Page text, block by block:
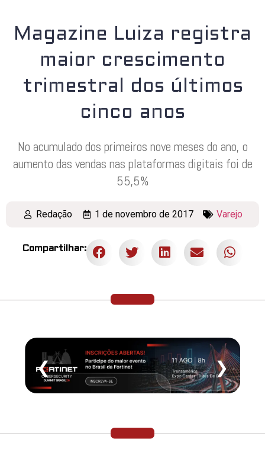
Magazine Luiza registra
maior crescimento
trimestral dos últimos
cinco anos
No acumulado dos primeiros nove meses do ano, o
aumento das vendas nas plataformas digitais foi de
55,5%
Redação 1 de novembro de 2017 Varejo
Compartilhar:
❮ ❯